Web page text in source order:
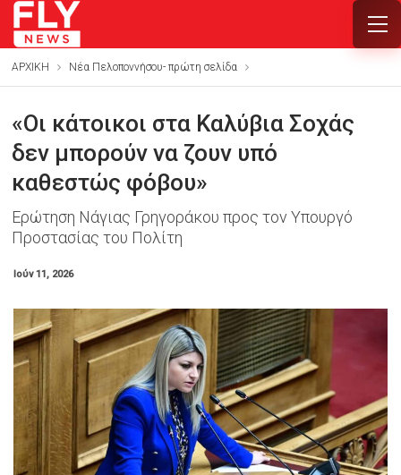
ΑΡΧΙΚΗ Νέα Πελοποννήσου- πρώτη σελίδα
«Οι κάτοικοι στα Καλύβια Σοχάς
δεν μπορούν να ζουν υπό
καθεστώς φόβου»
Ερώτηση Νάγιας Γρηγοράκου προς τον Υπουργό
Προστασίας του Πολίτη
Ιούν 11, 2026